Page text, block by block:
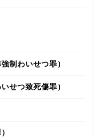
制わいせつ罪）
せつ致死傷罪）